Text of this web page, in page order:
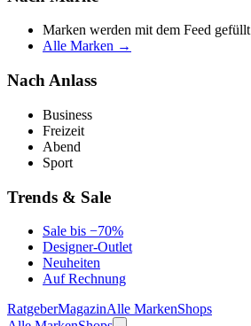
Marken werden mit dem Feed gefüllt
Alle Marken →
Nach Anlass
Business
Freizeit
Abend
Sport
Trends & Sale
Sale bis −70%
Designer-Outlet
Neuheiten
Auf Rechnung
RatgeberMagazinAlle MarkenShops